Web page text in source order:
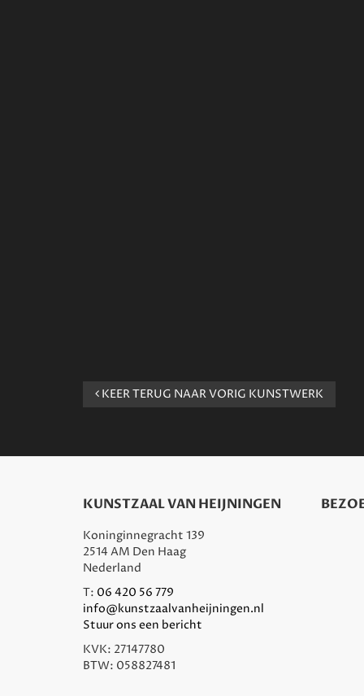
KEER TERUG NAAR VORIG KUNSTWERK
KUNSTZAAL VAN HEIJNINGEN
Koninginnegracht 139
2514 AM Den Haag
Nederland
T: 06 420 56 779
info@kunstzaalvanheijningen.nl
Stuur ons een bericht
KVK: 27147780
BTW: 058827481